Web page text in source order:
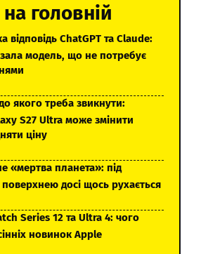
головній
відповідь ChatGPT та Claude:
модель, що не потребує
якого треба звикнути:
S27 Ultra може змінити
ціну
«мертва планета»: під
досі щось рухається
Series 12 та Ultra 4: чого
новинок Apple